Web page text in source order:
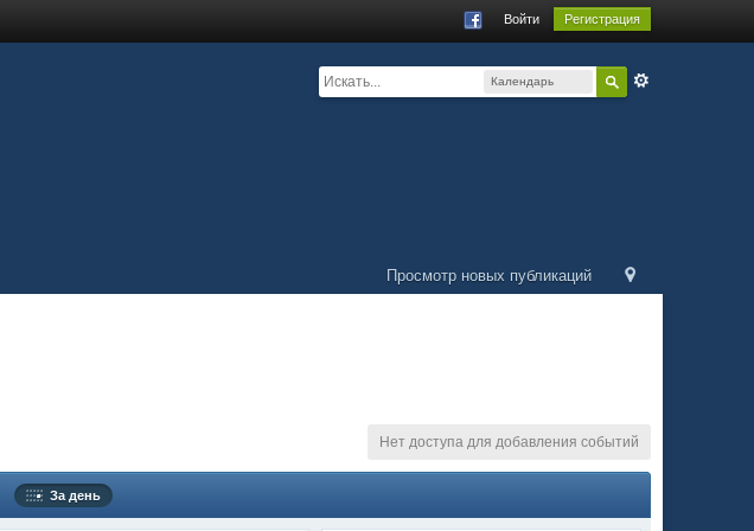
Войти Регистрация
Календарь
Просмотр новых публикаций
Нет доступа для добавления событий
За день